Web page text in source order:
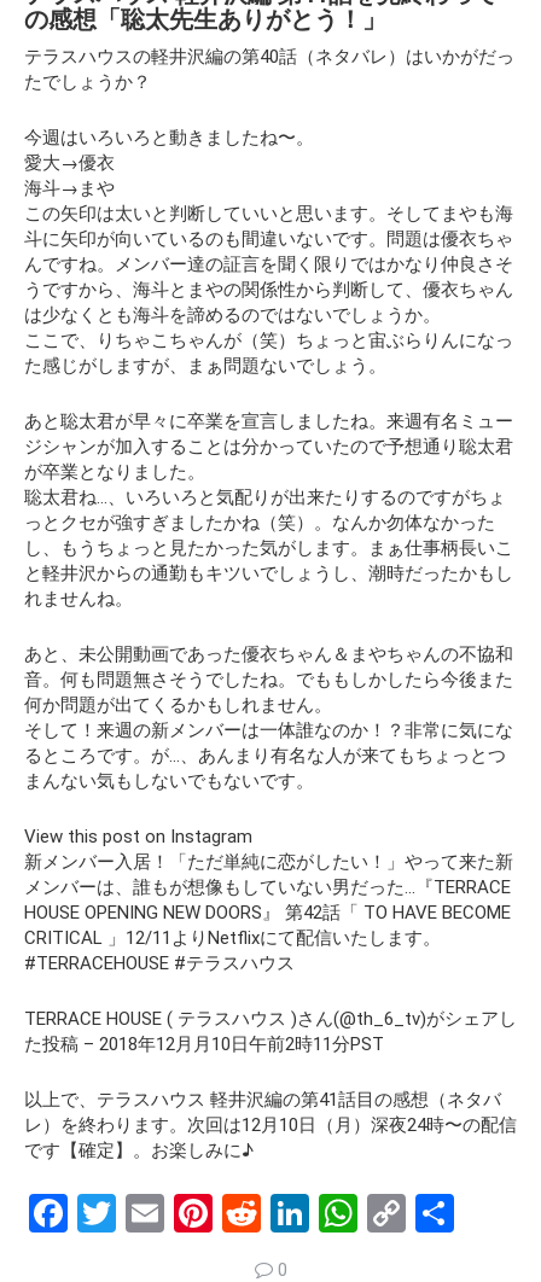
の感想「聡太先生ありがとう！」
テラスハウスの軽井沢編の第40話（ネタバレ）はいかがだっ
たでしょうか？
今週はいろいろと動きましたね〜。
愛大→優衣
海斗→まや
この矢印は太いと判断していいと思います。そしてまやも海
斗に矢印が向いているのも間違いないです。問題は優衣ちゃ
んですね。メンバー達の証言を聞く限りではかなり仲良さそ
うですから、海斗とまやの関係性から判断して、優衣ちゃん
は少なくとも海斗を諦めるのではないでしょうか。
ここで、りちゃこちゃんが（笑）ちょっと宙ぶらりんになっ
た感じがしますが、まぁ問題ないでしょう。
あと聡太君が早々に卒業を宣言しましたね。来週有名ミュー
ジシャンが加入することは分かっていたので予想通り聡太君
が卒業となりました。
聡太君ね…、いろいろと気配りが出来たりするのですがちょ
っとクセが強すぎましたかね（笑）。なんか勿体なかった
し、もうちょっと見たかった気がします。まぁ仕事柄長いこ
と軽井沢からの通勤もキツいでしょうし、潮時だったかもし
れませんね。
あと、未公開動画であった優衣ちゃん＆まやちゃんの不協和
音。何も問題無さそうでしたね。でももしかしたら今後また
何か問題が出てくるかもしれません。
そして！来週の新メンバーは一体誰なのか！？非常に気にな
るところです。が…、あんまり有名な人が来てもちょっとつ
まんない気もしないでもないです。
View this post on Instagram
新メンバー入居！「ただ単純に恋がしたい！」やって来た新
メンバーは、誰もが想像もしていない男だった…『TERRACE
HOUSE OPENING NEW DOORS』 第42話「 TO HAVE BECOME
CRITICAL 」12/11よりNetflixにて配信いたします。
#TERRACEHOUSE #テラスハウス
TERRACE HOUSE ( テラスハウス )さん(@th_6_tv)がシェアし
た投稿 – 2018年12月月10日午前2時11分PST
以上で、テラスハウス 軽井沢編の第41話目の感想（ネタバ
レ）を終わります。 次回は12月10日（月）深夜24時〜の配信
です【確定】。 お楽しみに♪
F
T
E
Pi R
e
Li
W C
0